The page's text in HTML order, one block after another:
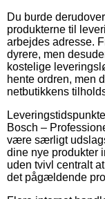
Du burde
produkterne til
arbejdes adresse.
dyrere, men
kostelige
hente ordren, men
netbutikkens
Bosch –
være særligt
dine nye produkter
uden tvivl centralt
det pågældende